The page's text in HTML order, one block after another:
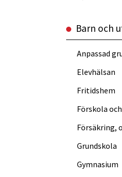
Barn och
Anpassad
Elevhälsan
Fritidshem
Förskola
Försäkring,
Grundskola
Gymnasium